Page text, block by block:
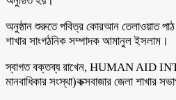
অনুষ্ঠান শুরুতে পবিত্র কোরআন তেলাওয়াত
শাখার সাংগঠনিক সম্পাদক আমানুল ইসলাম।
স্বাগত বক্তব্য রাখেন, HUMAN AID
মানবাধিকার সংস্থা)কক্সবাজার জেলা শাখার